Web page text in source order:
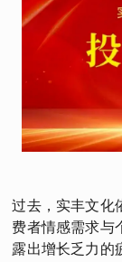
过去，实丰文化
费者情感需求与
露出增长乏力的